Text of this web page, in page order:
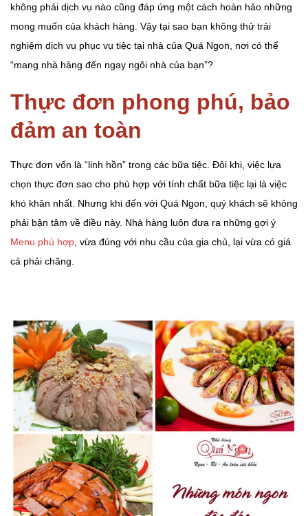
không phải dịch vụ nào cũng đáp ứng một cách hoàn hảo những
mong muốn của khách hàng. Vậy tại sao bạn không thử trải
nghiệm dịch vụ phục vụ tiệc tại nhà của Quá Ngon, nơi có thể
“mang nhà hàng đến ngay ngôi nhà của bạn”?
Thực đơn phong phú, bảo
đảm an toàn
Thực đơn vốn là “linh hồn” trong các bữa tiệc. Đôi khi, việc lựa
chọn thực đơn sao cho phù hợp với tính chất bữa tiệc lại là việc
khó khăn nhất. Nhưng khi đến với Quá Ngon, quý khách sẽ không
phải bận tâm về điều này. Nhà hàng luôn đưa ra những gợi ý
Menu phù hợp , vừa đúng với nhu cầu của gia chủ, lại vừa có giá
cả phải chăng.